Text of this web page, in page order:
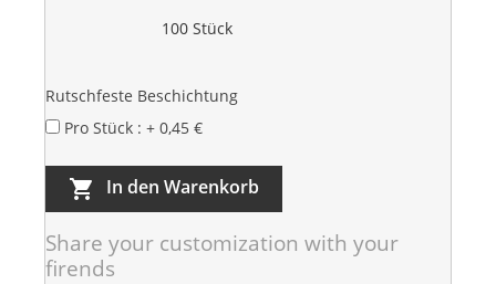
100 Stück
Rutschfeste Beschichtung
Pro Stück : + 0,45 €
 In den Warenkorb
Share your customization with your
firends